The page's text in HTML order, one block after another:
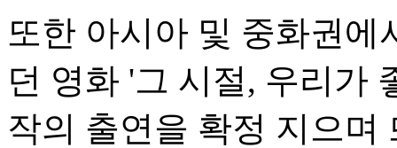
또한 아시아 및 중화권에
던 영화 '그 시절, 우리가
작의 출연을 확정 지으며